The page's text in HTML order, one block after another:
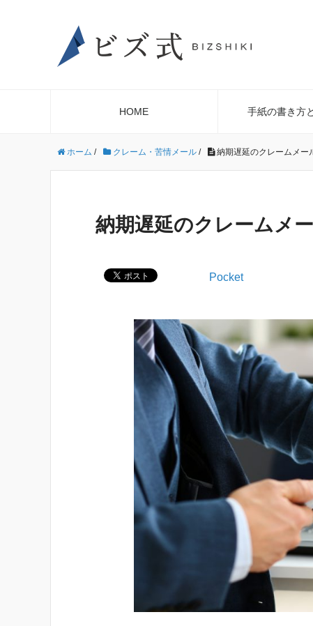
HOME 手紙の書き方
ホーム / クレーム・苦情メール / 納期遅延のクレームメー
納期遅延のクレームメ
Pocket